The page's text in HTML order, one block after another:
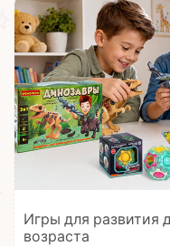
Игры для развития
возраста